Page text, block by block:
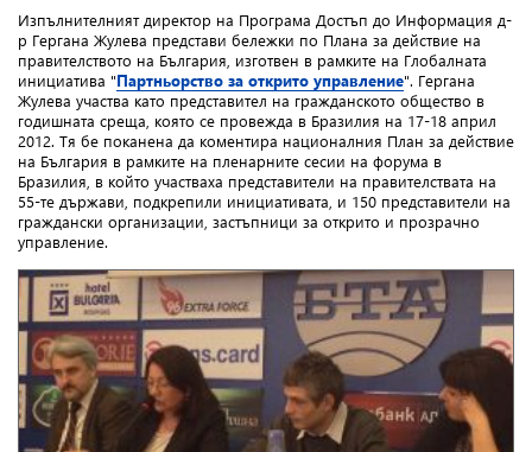
Изпълнителният директор на Програма Достъп до Информация д-
р Гергана Жулева представи бележки по Плана за действие на
правителството на България, изготвен в рамките на Глобалната
инициатива "Партньорство за открито управление". Гергана
Жулева участва като представител на гражданското общество в
годишната среща, която се провежда в Бразилия на 17-18 април
2012. Тя бе поканена да коментира националния План за действие
на България в рамките на пленарните сесии на форума в
Бразилия, в който участваха представители на правителствата на
55-те държави, подкрепили инициативата, и 150 представители на
граждански организации, застъпници за открито и прозрачно
управление.